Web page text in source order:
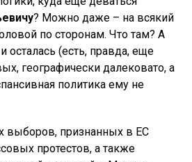
? Можно даже – на всякий
по сторонам. Что там? А
осталась (есть, правда, еще
географически далековато, а
политика ему не
выборов, признанных в ЕС
протестов, а также